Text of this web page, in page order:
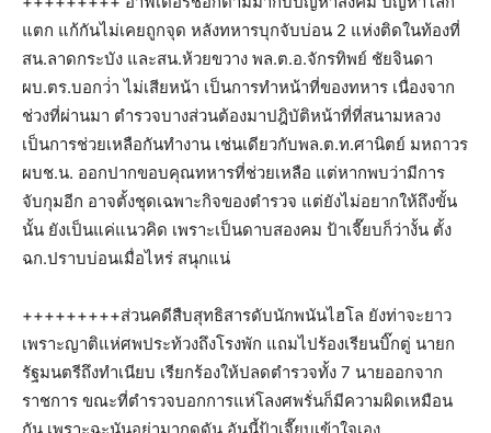
แตก แก้กันไม่เคยถูกจุด หลังทหารบุกจับบ่อน 2 แห่งติดในท้องที่
สน.ลาดกระบัง และสน.ห้วยขวาง พล.ต.อ.จักรทิพย์ ชัยจินดา
ผบ.ตร.บอกว่่า ไม่เสียหน้า เป็นการทำหน้าที่ของทหาร เนื่องจาก
ช่วงที่ผ่านมา ตำรวจบางส่วนต้องมาปฎิบัติหน้าที่ที่สนามหลวง
เป็นการช่วยเหลือกันทำงาน เช่นเดียวกับพล.ต.ท.ศานิตย์ มหถาวร
ผบช.น. ออกปากขอบคุณทหารที่ช่วยเหลือ แต่หากพบว่ามีการ
จับกุมอีก อาจตั้งชุดเฉพาะกิจของตำรวจ แต่ยังไม่อยากให้ถึงขั้น
นั้น ยังเป็นแค่แนวคิด เพราะเป็นดาบสองคม ป้าเจี๊ยบก็ว่างั้น ตั้ง
ฉก.ปราบบ่อนเมื่อไหร่ สนุกแน่
+++++++++ส่วนคดีสืบสุทธิสารดับนักพนันไฮโล ยังท่าจะยาว
เพราะญาติแห่ศพประท้วงถึงโรงพัก แถมไปร้องเรียนบิ๊กตู่ นายก
รัฐมนตรีถึงทำเนียบ เรียกร้องให้ปลดตำรวจทั้ง 7 นายออกจาก
ราชการ ขณะที่ตำรวจบอกการแห่โลงศพรั่นก็มีความผิดเหมือน